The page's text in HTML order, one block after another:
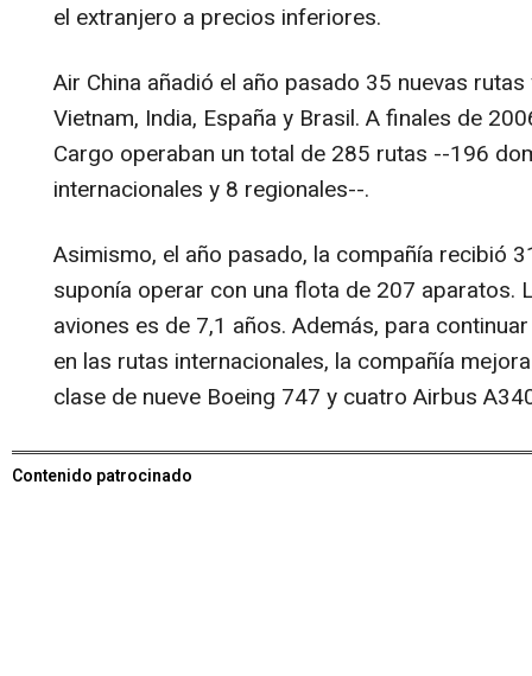
el extranjero a precios inferiores.
Air China añadió el año pasado 35 nuevas
Vietnam, India, España y Brasil. A finales de
Cargo operaban un total de 285 rutas --196
internacionales y 8 regionales--.
Asimismo, el año pasado, la compañía recibió
suponía operar con una flota de 207 aparatos.
aviones es de 7,1 años. Además, para
en las rutas internacionales, la compañía
clase de nueve Boeing 747 y cuatro Airbus
Contenido patrocinado